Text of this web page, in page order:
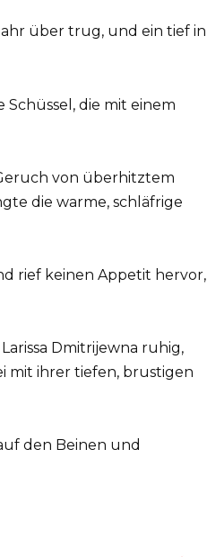
über trug, und ein tief in
die mit einem
von überhitztem
die warme, schläfrige
rief keinen Appetit hervor,
Dmitrijewna ruhig,
mit ihrer tiefen, brustigen
den Beinen und